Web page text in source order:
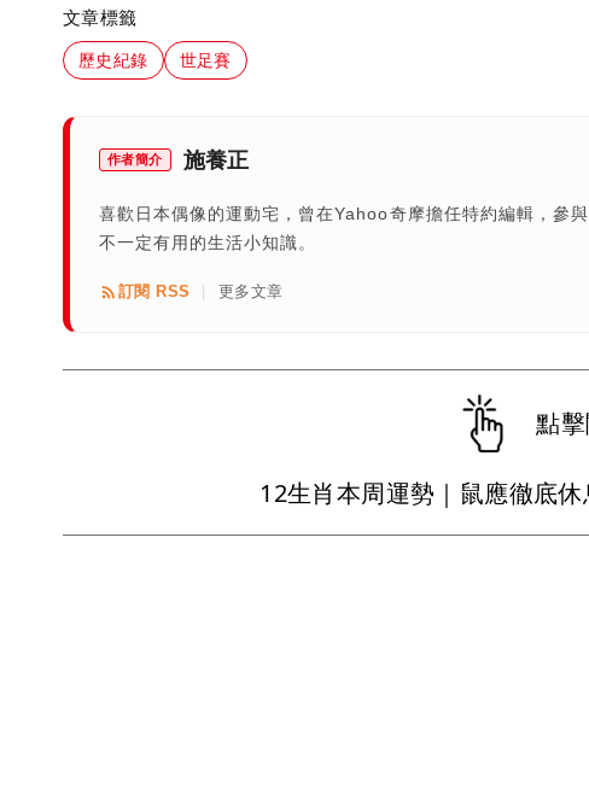
文章標籤
歷史紀錄 世足賽
作者簡介 施養正
喜歡日本偶像的運動宅，曾在Yahoo奇摩擔任特約編輯，參
不一定有用的生活小知識。
訂閱 RSS 更多文章
點
12生肖本周運勢｜鼠應徹底